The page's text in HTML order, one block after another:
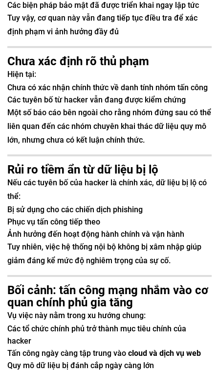
Các biện pháp bảo mật đã được triển khai ngay lập tức
Tuy vậy, cơ quan này vẫn đang tiếp tục điều tra để xác
định phạm vi ảnh hưởng đầy đủ
Chưa xác định rõ thủ phạm
Hiện tại:
Chưa có xác nhận chính thức về danh tính nhóm tấn công
Các tuyên bố từ hacker vẫn đang được kiểm chứng
Một số báo cáo bên ngoài cho rằng nhóm đứng sau có thể
liên quan đến các nhóm chuyên khai thác dữ liệu quy mô
lớn, nhưng chưa có kết luận chính thức.
Rủi ro tiềm ẩn từ dữ liệu bị lộ
Nếu các tuyên bố của hacker là chính xác, dữ liệu bị lộ có
thể:
Bị sử dụng cho các chiến dịch phishing
Phục vụ tấn công tiếp theo
Ảnh hưởng đến hoạt động hành chính và vận hành
Tuy nhiên, việc hệ thống nội bộ không bị xâm nhập giúp
giảm đáng kể mức độ nghiêm trọng của sự cố.
Bối cảnh: tấn công mạng nhắm vào cơ
quan chính phủ gia tăng
Vụ việc này nằm trong xu hướng chung:
Các tổ chức chính phủ trở thành mục tiêu chính của
hacker
Tấn công ngày càng tập trung vào cloud và dịch vụ web
Quy mô dữ liệu bị đánh cắp ngày càng lớn